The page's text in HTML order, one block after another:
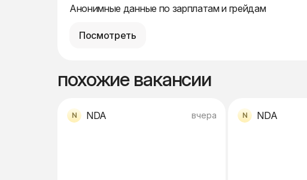
Анонимные данные по зарплатам и грейдам
Посмотреть
похожие вакансии
NDA вчера NDA